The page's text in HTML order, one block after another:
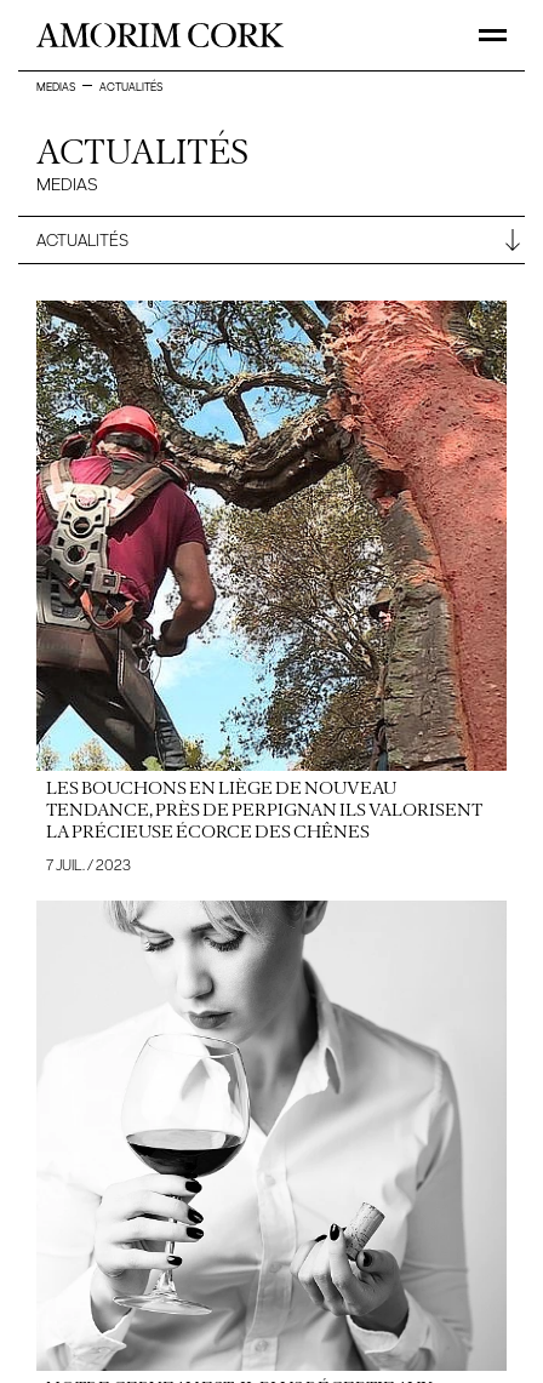
MEDIAS ACTUALITÉS
ACTUALITÉS
MEDIAS
LES BOUCHONS EN LIÈGE DE NOUVEAU
TENDANCE, PRÈS DE PERPIGNAN ILS VALORISENT
LA PRÉCIEUSE ÉCORCE DES CHÊNES
7 JUIL. / 2023